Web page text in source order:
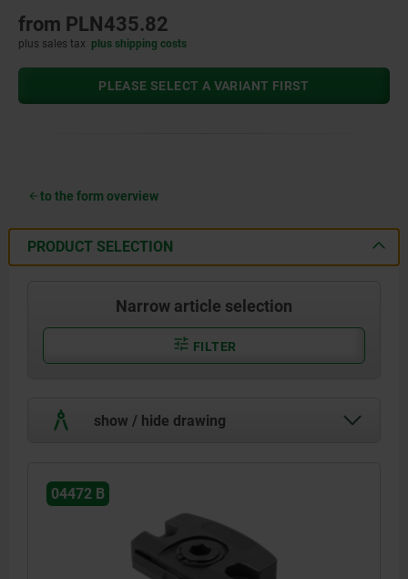
from PLN435.82
plus sales tax plus shipping costs
PLEASE SELECT A VARIANT FIRST
to the form overview
PRODUCT SELECTION
Narrow article selection
FILTER
show / hide drawing
04472 B